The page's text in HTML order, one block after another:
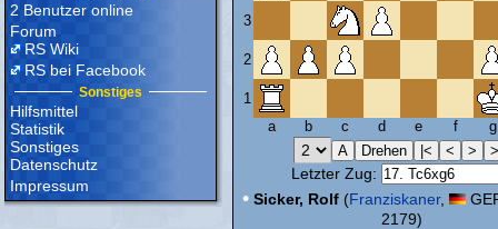
2 Benutzer online
Forum
RS Wiki
RS bei Facebook
Sonstiges
Hilfsmittel
Statistik
Sonstiges
Datenschutz
Impressum
3
2
1
a
b c d e f g
Letzter Zug:
• Sicker, Rolf(Franziskaner,
2179)